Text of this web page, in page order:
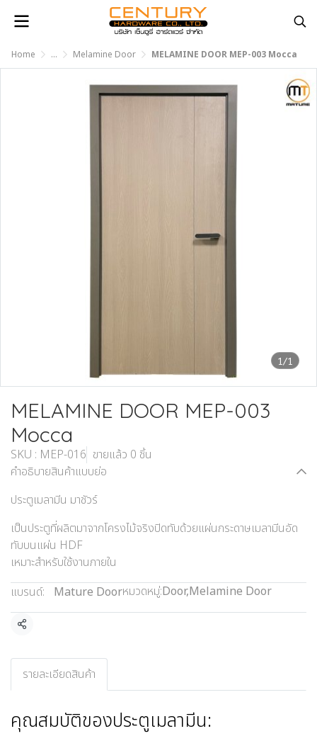
Home ... Melamine Door MELAMINE DOOR MEP-003 Mocca
1/1
MELAMINE DOOR MEP-003
Mocca
SKU : MEP-016 ขายแล้ว 0 ชิ้น
คำอธิบายสินค้าแบบย่อ
ประตูเมลามีน มาชัวร์
เป็นประตูที่ผลิตมาจากโครงไม้จริงปิดทับด้วยแผ่นกระดาษเมลามีนอัด
ทับบนแผ่น HDF
เหมาะสำหรับใช้งานภายใน
แบรนด์:
Mature Doorหมวดหมู่:Door,Melamine Door
แชร์
รายละเอียดสินค้า
คุณสมบัติของประตูเมลามีน: